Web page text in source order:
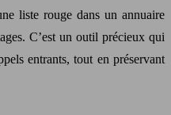
liste rouge dans un annuaire
C’est un outil précieux qui
entrants, tout en préservant